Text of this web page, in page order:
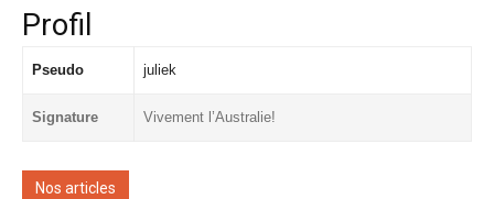
Profil
Pseudo juliek
Signature Vivement l’Australie!
Nos articles